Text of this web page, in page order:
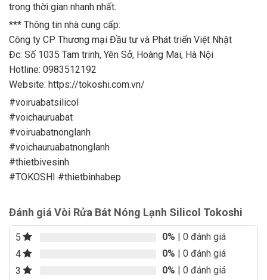
trong thời gian nhanh nhất.
*** Thông tin nhà cung cấp:
Công ty CP Thương mại Đầu tư và Phát triển Việt Nhật
Đc: Số 1035 Tam trinh, Yên Sở, Hoàng Mai, Hà Nội
Hotline: 0983512192
Website: https://tokoshi.com.vn/
#voiruabatsilicol
#voichauruabat
#voiruabatnonglanh
#voichauruabatnonglanh
#thietbivesinh
#TOKOSHI #thietbinhabep
Đánh giá Vòi Rửa Bát Nóng Lạnh Silicol Tokoshi
5 0% | 0 đánh giá
4
0% | 0 đánh giá
3
0% | 0 đánh giá